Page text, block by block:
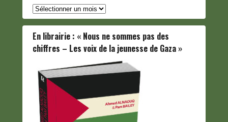
Archives
En librairie : « Nous ne sommes pas des
chiffres – Les voix de la jeunesse de Gaza »